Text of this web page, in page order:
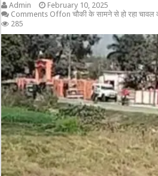
Admin
February 10, 2025
Comments Offon चौकी के सामने से हो रहा
285